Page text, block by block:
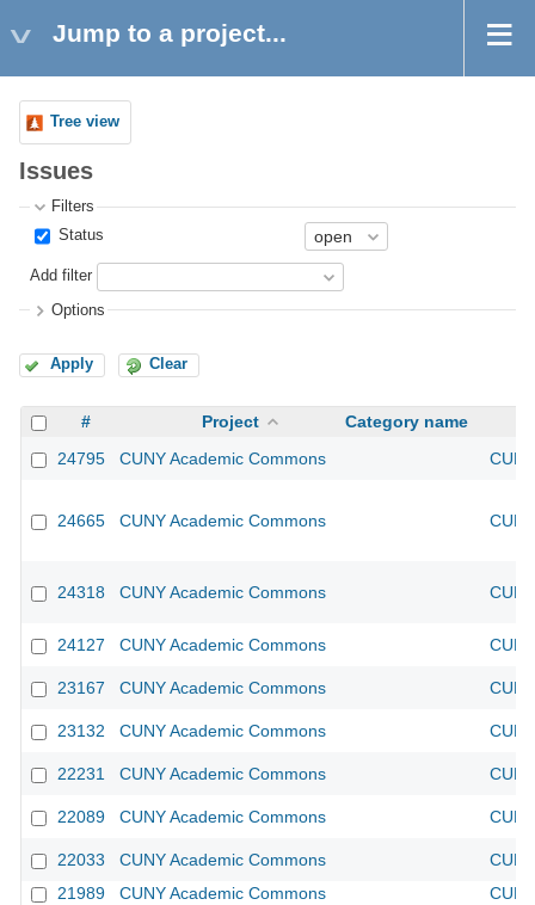
Jump to a project...
Tree view
Issues
Filters
Status
Add filter
Options
Apply Clear
# Project
Category name
24795
CUNY Academic Commons
24665 CUNY Academic Commons
24318 CUNY Academic Commons
24127 CUNY Academic Commons
23167 CUNY Academic Commons
23132 CUNY Academic Commons
22231 CUNY Academic Commons
22089 CUNY Academic Commons
22033 CUNY Academic Commons
21989
CUNY Academic Commons